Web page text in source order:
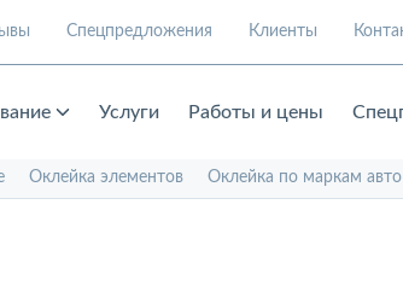
Спецпредложения Клиенты
Услуги Работы и цены
Оклейка элементов Оклейка по маркам авто